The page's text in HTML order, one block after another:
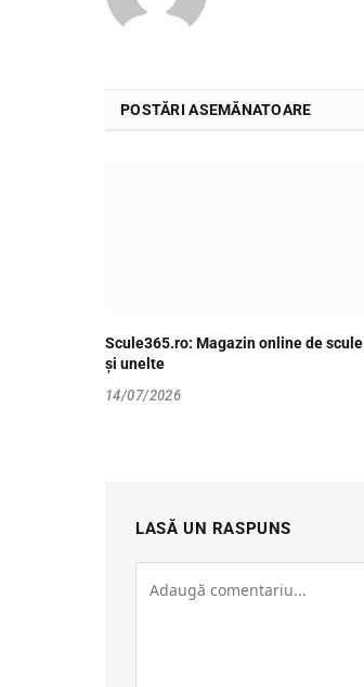
POSTĂRI ASEMĂNATOARE
Scule365.ro: Magazin online de scule
și unelte
14/07/2026
LASĂ UN RASPUNS